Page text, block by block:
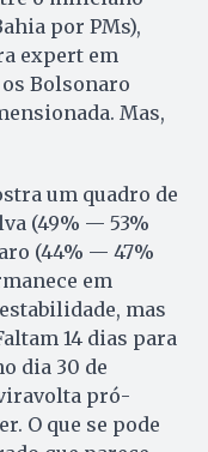
por PMs),
expert em
Bolsonaro
Mas,
um quadro de
(49% — 53%
(44% — 47%
em
mas
14 dias para
dia 30 de
pró-
O que se pode